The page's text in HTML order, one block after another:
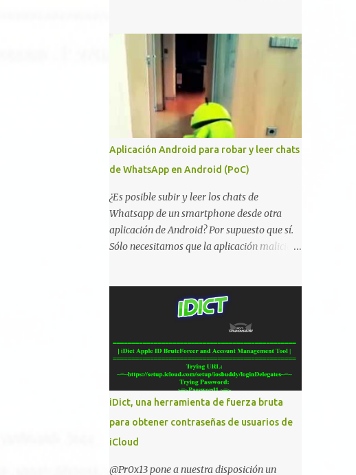
recibe ofertas para prestar el servicio y la
garantía de los promotores del sitio de que
el demandado cumple con ...
nuestras hojas de cálculo favoritas. Cifrar
con contraseña Algo muy común es proteger
el acceso total al fichero con una contraseña:
Aplicación Android para robar y leer chats
de WhatsApp en Android (PoC)
¿Es posible subir y leer los chats de
Whatsapp de un smartphone desde otra
aplicación de Android? Por supuesto que sí.
Sólo necesitamos que la aplicación maliciosa
(android.permission.READ_EXTERNAL_STO
RAGE). Hace unos meses se publicó en
algunos foros una guía paso a paso para
montar nuestro propio Whatsapp Stealer y
ahora Bas Bosschert ha publicado una PoC
con unas pocas modificaciones. Para
empezar con la prueba de concepto ( y ojo
que digo PoC que nos conocemos ;) )
tenemos que publicar en nuestro webserver
un php para subir las bases de datos de
iDict, una herramienta de fuerza bruta
para obtener contraseñas de usuarios de
iCloud
@Pr0x13 pone a nuestra disposición un